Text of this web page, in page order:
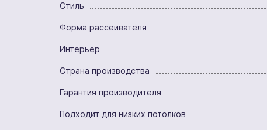
Стиль
Форма рассеивателя
Интерьер
Страна производства
Гарантия производителя
Подходит для низких потолков